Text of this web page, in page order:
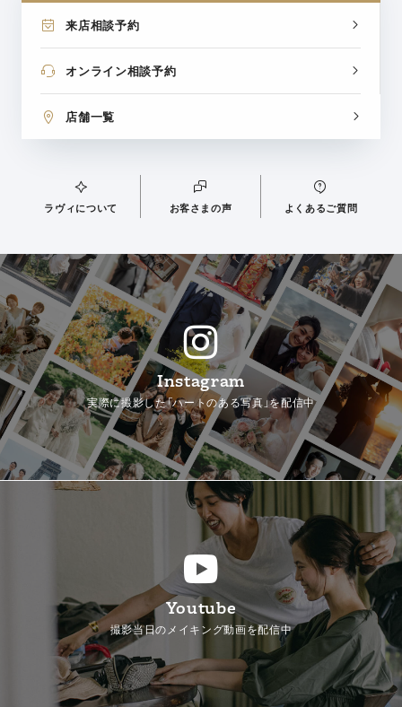
来店相談予約
オンライン相談予約
店舗一覧
ラヴィについて お客さまの声 よくあるご質問
Instagram
実際に撮影した「ハートのある写真」を配信中
Youtube
撮影当日のメイキング動画を配信中